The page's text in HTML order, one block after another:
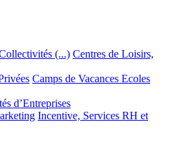
(...) Centres de Loisirs,
Camps de Vacances Ecoles
d’Entreprises
Incentive, Services RH et